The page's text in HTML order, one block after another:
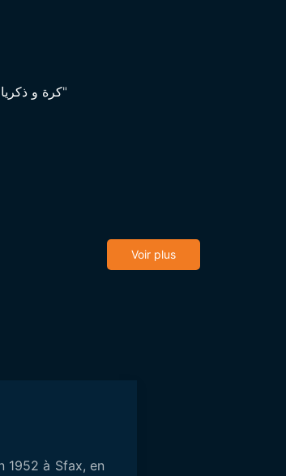
l'idée du film n'est pas claire à l'encontre du film "كرة و ذكريات"
Voir plus
1952 à Sfax, en